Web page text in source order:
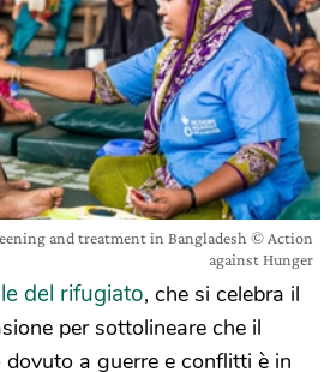
and treatment in Bangladesh © Action
against Hunger
del rifugiato, che si celebra il
per sottolineare che il
a guerre e conflitti è in